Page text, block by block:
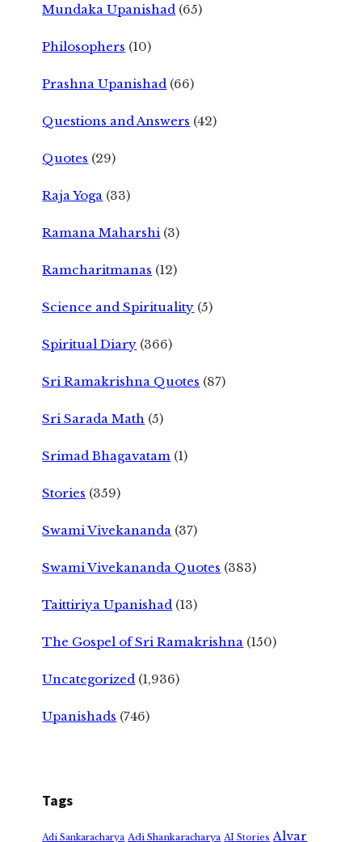
Mundaka Upanishad (65)
Philosophers (10)
Prashna Upanishad (66)
Questions and Answers (42)
Quotes (29)
Raja Yoga (33)
Ramana Maharshi (3)
Ramcharitmanas (12)
Science and Spirituality (5)
Spiritual Diary (366)
Sri Ramakrishna Quotes (87)
Sri Sarada Math (5)
Srimad Bhagavatam (1)
Stories (359)
Swami Vivekananda (37)
Swami Vivekananda Quotes (383)
Taittiriya Upanishad (13)
The Gospel of Sri Ramakrishna (150)
Uncategorized (1,936)
Upanishads (746)
Tags
Adi Sankaracharya Adi Shankaracharya AI Stories Alvar